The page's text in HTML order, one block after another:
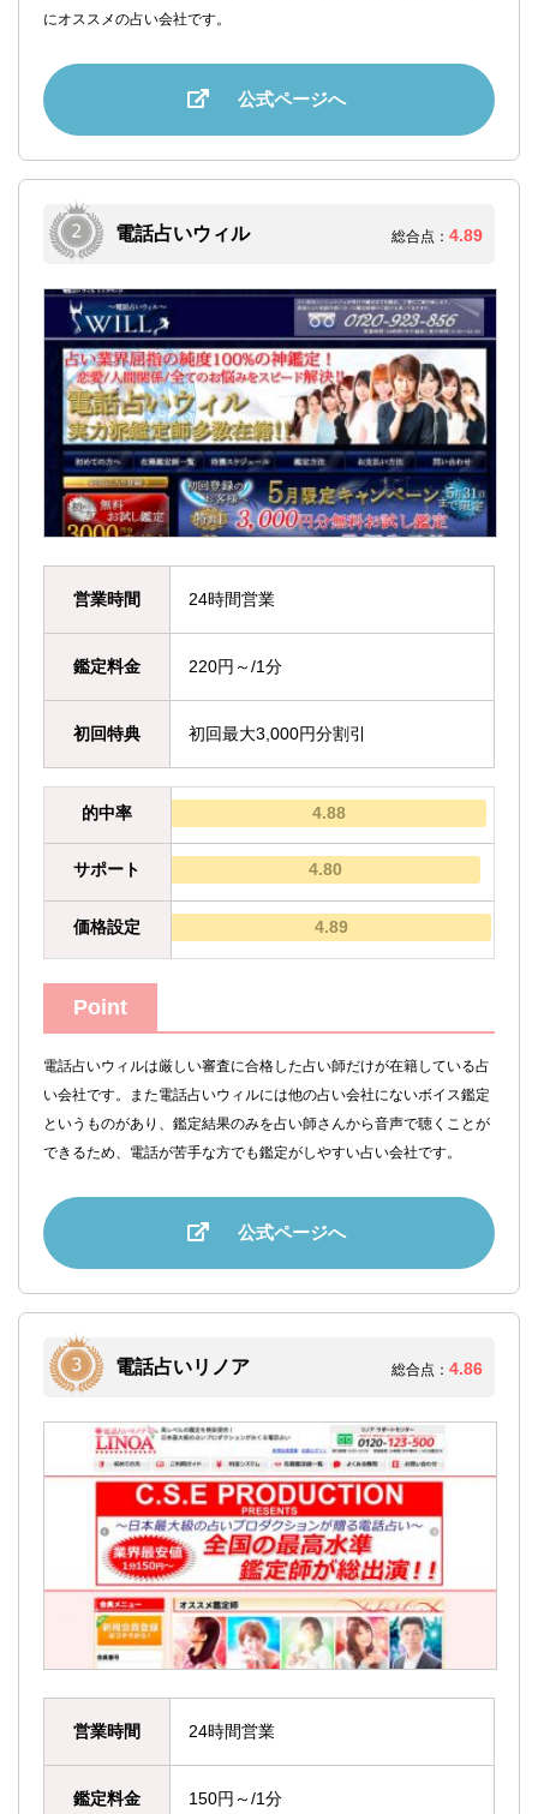
にオススメの占い会社です。
公式ページへ
電話占いウィル 総合点： 4.89
営業時間 24時間営業
鑑定料金 220円～/1分
初回特典 初回最大3,000円分割引
的中率 4.88
サポート 4.80
価格設定 4.89
Point
電話占いウィルは厳しい審査に合格した占い師だけが在籍している占
い会社です。また電話占いウィルには他の占い会社にないボイス鑑定
というものがあり、鑑定結果のみを占い師さんから音声で聴くことが
できるため、電話が苦手な方でも鑑定がしやすい占い会社です。
公式ページへ
電話占いリノア 総合点： 4.86
営業時間 24時間営業
鑑定料金 150円～/1分